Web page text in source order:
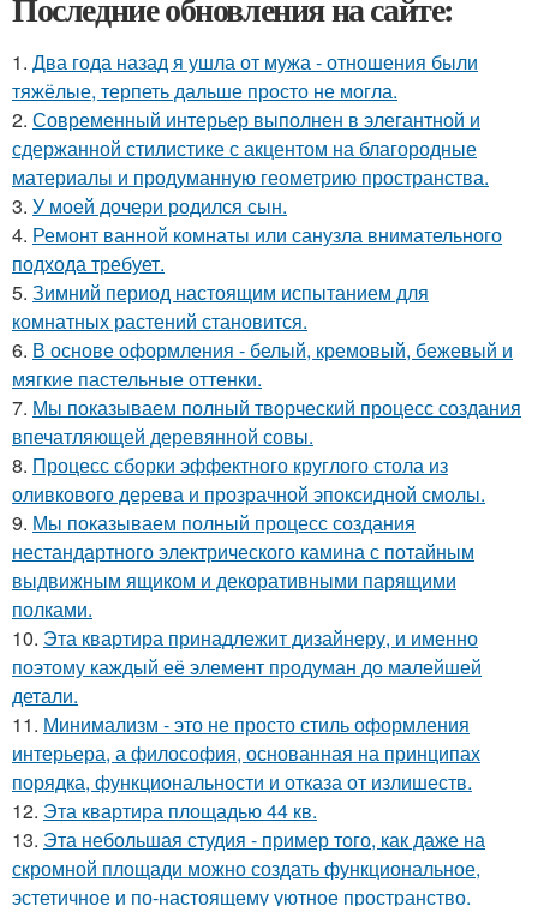
1. Два года назад я ушла от мужа - отношения были
тяжёлые, терпеть дальше просто не могла.
2. Современный интерьер выполнен в элегантной и
сдержанной стилистике с акцентом на благородные
материалы и продуманную геометрию пространства.
3. У моей дочери родился сын.
4. Ремонт ванной комнаты или санузла внимательного
подхода требует.
5. Зимний период настоящим испытанием для
комнатных растений становится.
6. В основе оформления - белый, кремовый, бежевый и
мягкие пастельные оттенки.
7. Мы показываем полный творческий процесс создания
впечатляющей деревянной совы.
8. Процесс сборки эффектного круглого стола из
оливкового дерева и прозрачной эпоксидной смолы.
9. Мы показываем полный процесс создания
нестандартного электрического камина с потайным
выдвижным ящиком и декоративными парящими
полками.
10. Эта квартира принадлежит дизайнеру, и именно
поэтому каждый её элемент продуман до малейшей
детали.
11. Минимализм - это не просто стиль оформления
интерьера, а философия, основанная на принципах
порядка, функциональности и отказа от излишеств.
12. Эта квартира площадью 44 кв.
13. Эта небольшая студия - пример того, как даже на
скромной площади можно создать функциональное,
эстетичное и по-настоящему уютное пространство.